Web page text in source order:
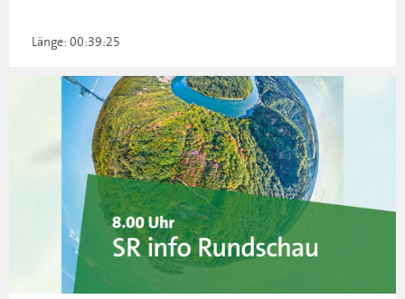
Länge: 00:39:25